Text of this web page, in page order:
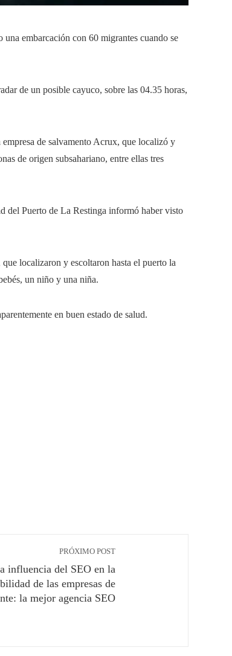
embarcación con 60 migrantes cuando se
de un posible cayuco, sobre las 04.35 horas,
de salvamento Acrux, que localizó y
de origen subsahariano, entre ellas tres
del Puerto de La Restinga informó haber visto
localizaron y escoltaron hasta el puerto la
un niño y una niña.
en buen estado de salud.
PRÓXIMO POST
influencia del SEO en la
de las empresas de
la mejor agencia SEO